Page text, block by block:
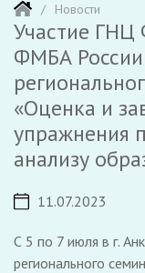
Новости
Участие
ФМБА России
«Оценка и
упражнения
анализу
11.07.2023
С 5 по 7 июля в г.
регионального